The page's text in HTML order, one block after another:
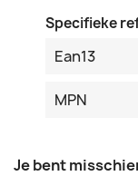
Specifieke
Ean13
MPN
Je bent